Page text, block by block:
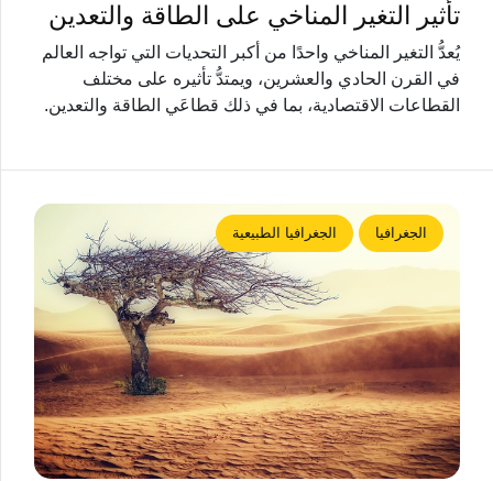
تأثير التغير المناخي على الطاقة والتعدين
يُعدُّ التغير المناخي واحدًا من أكبر التحديات التي تواجه العالم
في القرن الحادي والعشرين، ويمتدُّ تأثيره على مختلف
القطاعات الاقتصادية، بما في ذلك قطاعَي الطاقة والتعدين.
الجغرافيا الجغرافيا الطبيعية